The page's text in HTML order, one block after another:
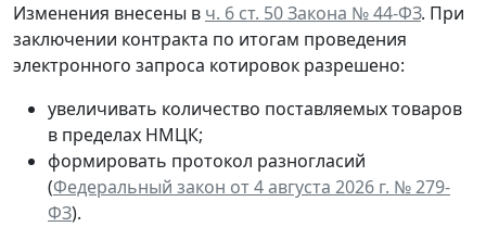
Изменения внесены в ч. 6 ст. 50 Закона № 44-ФЗ. При
заключении контракта по итогам проведения
электронного запроса котировок разрешено:
увеличивать количество поставляемых товаров
в пределах НМЦК;
формировать протокол разногласий
(Федеральный закон от 4 августа 2026 г. № 279-
ФЗ).